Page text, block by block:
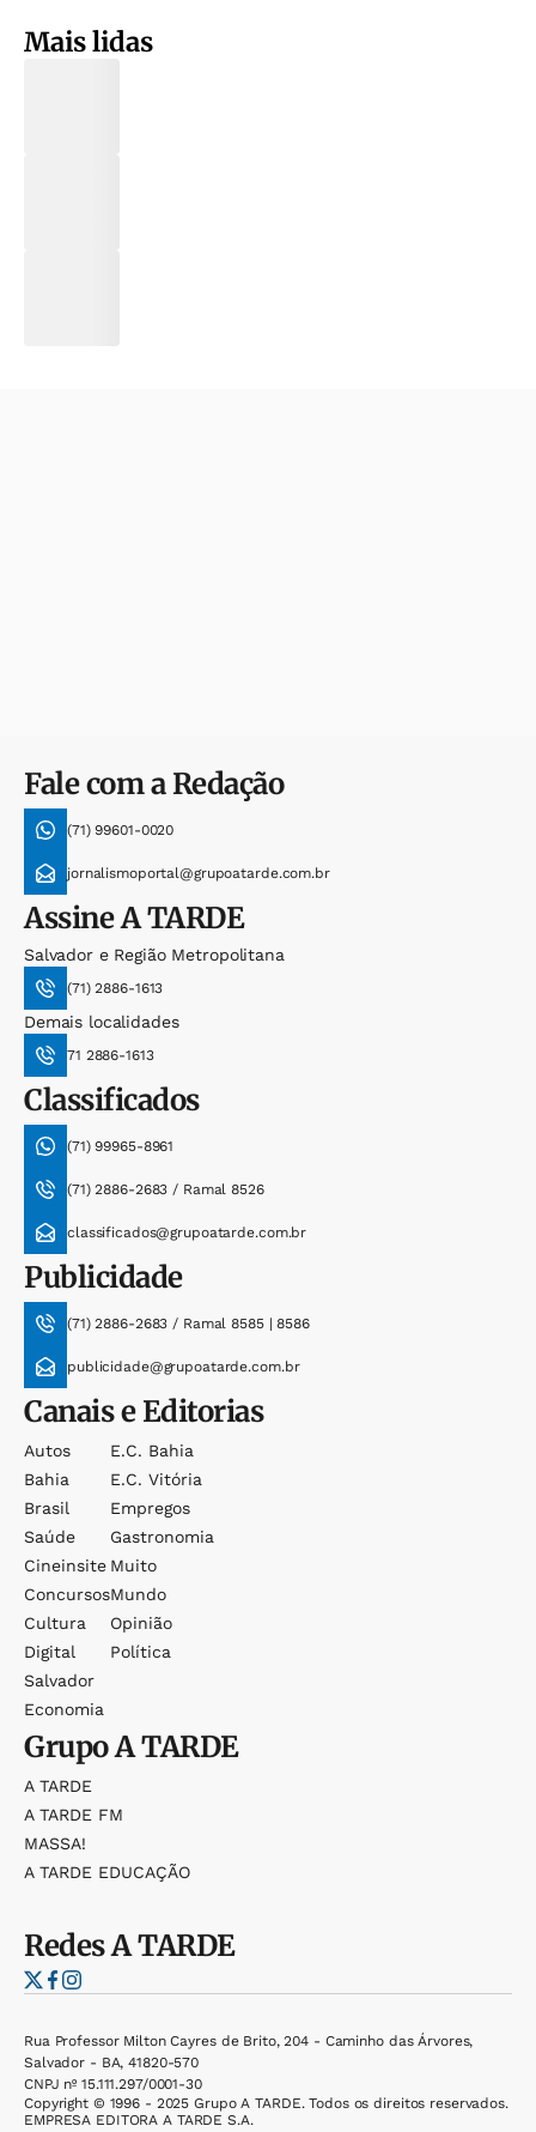
Mais lidas
Fale com a Redação
(71) 99601-0020
jornalismoportal@grupoatarde.com.br
AssineA TARDE
Salvador e Região Metropolitana
(71) 2886-1613
Demais localidades
71 2886-1613
Classificados
(71) 99965-8961
(71) 2886-2683 / Ramal 8526
classificados@grupoatarde.com.br
Publicidade
(71) 2886-2683 / Ramal 8585 | 8586
publicidade@grupoatarde.com.br
Canais e Editorias
Autos
Bahia
Brasil
Saúde
Cineinsite
Concursos
Cultura
Digital
Salvador
Economia
E.c. Bahia
E.c. Vitória
Empregos
Gastronomia
Muito
Mundo
Opinião
Política
GrupoA TARDE
A TARDE
A TARDE FM
MASSA!
A TARDE EDUCAÇÃO
RedesA TARDE
Rua Professor Milton Cayres de Brito, 204 - Caminho das Árvores,
Salvador - BA, 41820-570
CNPJ nº 15.111.297/0001-30
Copyright © 1996 - 2025 Grupo A TARDE. Todos os direitos reservados.
EMPRESA EDITORA A TARDE S.A.